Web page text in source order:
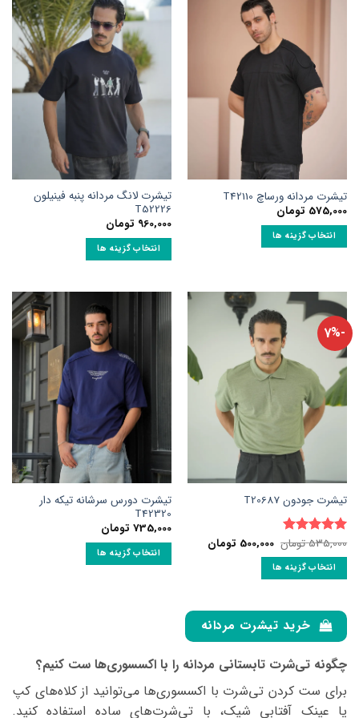
ممکن
شوند
مختلفی
باشد.
است
محصول
انتخاب
شوند
تیشرت مردانه ورساچ T42110
575,000 تومان
انتخاب گزینه ها
دارای
انواع
مختلفی
می
باشد.
گزینه
ها
ممکن
شوند
تیشرت لانگ مردانه پنبه فینیلون
T52226
960,000 تومان
انتخاب گزینه ها
انواع
در
صفحه
محصول
انتخاب
شوند
-7%
تیشرت جودون T20687
نمره5از
5
535,000تومان قیمت
اصلی:
بود.
500,000 تومانقیمت
فعلی:
انتخاب گزینه ها
دارای
انواع
مختلفی
می
باشد.
گزینه
تیشرت دورس سرشانه تیکه دار
T42320
735,000 تومان
انتخاب گزینه ها
می
باشد.
گزینه
ها
خرید تیشرت مردانه
چگونه تی‌شرت تابستانی مردانه را با اکسسوری‌ها ست کنیم؟
برای ست کردن تی‌شرت با اکسسوری‌ها می‌توانید از کلاه‌های کپ
یا عینک آفتابی شیک، با تی‌شرت‌های ساده استفاده کنید.